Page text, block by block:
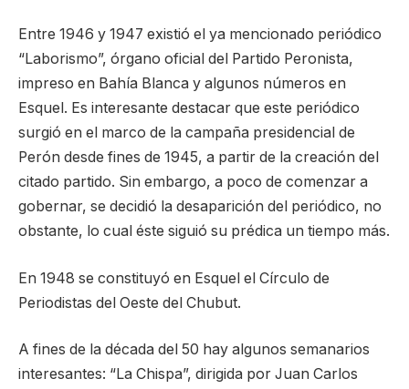
Entre 1946 y 1947 existió el ya mencionado periódico
“Laborismo”, órgano oficial del Partido Peronista,
impreso en Bahía Blanca y algunos números en
Esquel. Es interesante destacar que este periódico
surgió en el marco de la campaña presidencial de
Perón desde fines de 1945, a partir de la creación del
citado partido. Sin embargo, a poco de comenzar a
gobernar, se decidió la desaparición del periódico, no
obstante, lo cual éste siguió su prédica un tiempo más.
En 1948 se constituyó en Esquel el Círculo de
Periodistas del Oeste del Chubut.
A fines de la década del 50 hay algunos semanarios
interesantes: “La Chispa”, dirigida por Juan Carlos